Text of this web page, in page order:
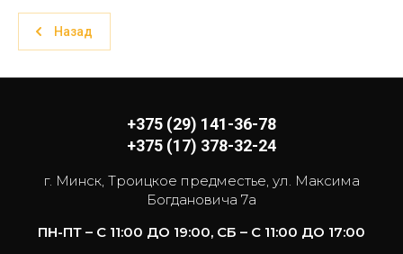
Назад
+375 (29) 141-36-78
+375 (17) 378-32-24
г. Минск, Троицкое предместье, ул. Максима
Богдановича 7а
ПН-ПТ – С 11:00 ДО 19:00, СБ – С 11:00 ДО 17:00